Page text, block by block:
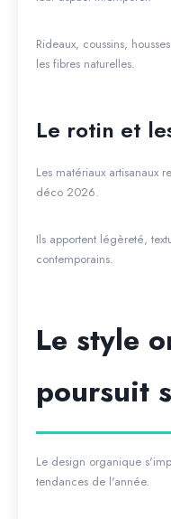
Rideaux, coussins,
les fibres naturelles.
Le rotin et
Les matériaux artisanaux
déco 2026.
Ils apportent légèreté,
contemporains.
Le style
poursuit
Le design organique
tendances de l'année.